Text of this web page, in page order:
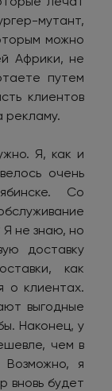
мутант,
можно
Африки, не
путем
клиентов
рекламу.
Я, как и
очень
Со
Я не знаю, но
доставку
как
о клиентах.
выгодные
Наконец, у
чем в
я
вновь будет